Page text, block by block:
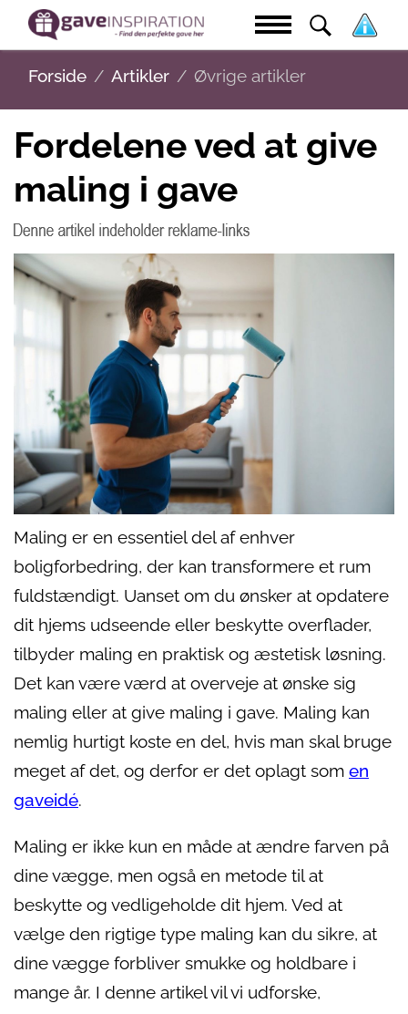
Forside Artikler Øvrige artikler
Fordelene ved at give
maling i gave
Maling er en essentiel del af enhver
boligforbedring, der kan transformere et rum
fuldstændigt. Uanset om du ønsker at opdatere
dit hjems udseende eller beskytte overflader,
tilbyder maling en praktisk og æstetisk løsning.
Det kan være værd at overveje at ønske sig
maling eller at give maling i gave. Maling kan
nemlig hurtigt koste en del, hvis man skal bruge
meget af det, og derfor er det oplagt som en
gaveidé.
Maling er ikke kun en måde at ændre farven på
dine vægge, men også en metode til at
beskytte og vedligeholde dit hjem. Ved at
vælge den rigtige type maling kan du sikre, at
dine vægge forbliver smukke og holdbare i
mange år. I denne artikel vil vi udforske,